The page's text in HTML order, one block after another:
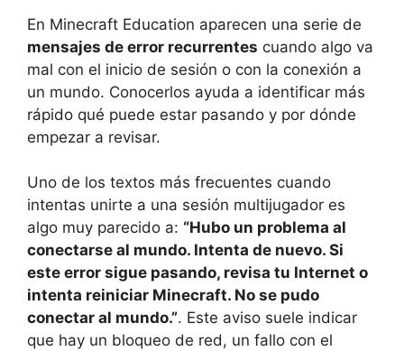
En Minecraft Education aparecen una serie de
mensajes de error recurrentes cuando algo va
mal con el inicio de sesión o con la conexión a
un mundo. Conocerlos ayuda a identificar más
rápido qué puede estar pasando y por dónde
empezar a revisar.
Uno de los textos más frecuentes cuando
intentas unirte a una sesión multijugador es
algo muy parecido a: “Hubo un problema al
conectarse al mundo. Intenta de nuevo. Si
este error sigue pasando, revisa tu Internet o
intenta reiniciar Minecraft. No se pudo
conectar al mundo.”. Este aviso suele indicar
que hay un bloqueo de red, un fallo con el